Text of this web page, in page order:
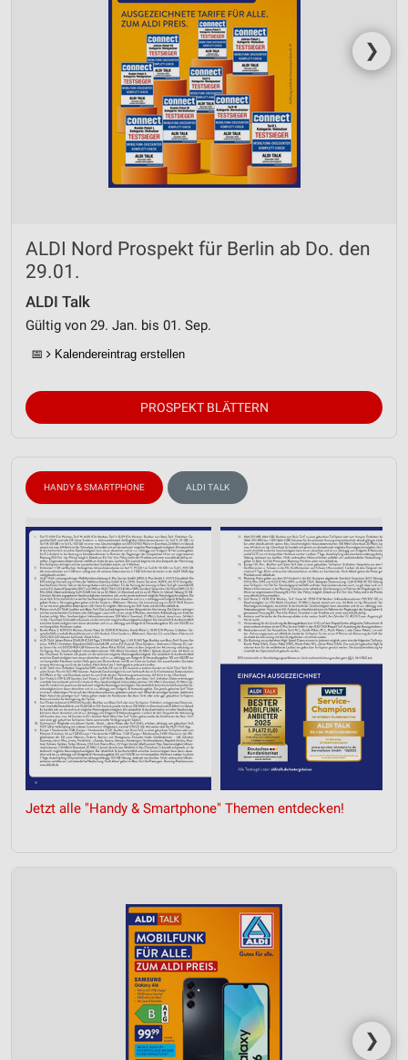
❯
ALDI Nord Prospekt für Berlin ab Do. den
29.01.
ALDI Talk
Gültig von 29. Jan. bis 01. Sep.
📅 Kalendereintrag erstellen
PROSPEKT BLÄTTERN
HANDY & SMARTPHONE ALDI TALK
Jetzt alle "Handy & Smartphone" Themen entdecken!
❯